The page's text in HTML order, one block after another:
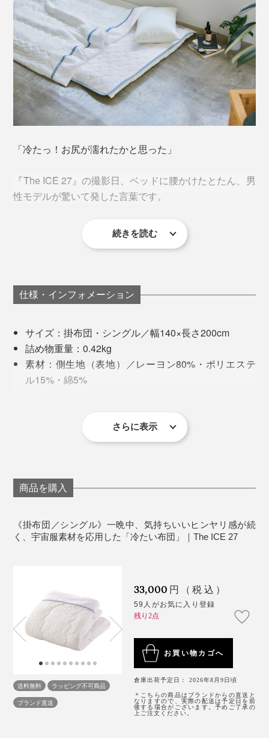
このプリント面ひとつひとつに、直径2～3マイクロメー
トルほどの微粒子状のカプセルが集まって、繊維にびっ
しりくっついているのです。
カプセル内には、「パラフィンワックス」入り。
て、液体へ。寒い時は、放熱して、固体へ。
質」と呼ばれるものです。
温度によって、熱を吸いとったり、放出したりするの
で、一晩中、私たちが気持ちいいと感じる温度(27～
触れた瞬間は冷たい素材、例えば、ジェルパッドがあり
ますが、一度温まってしまうと、放熱性がないので、ヒ
ンヤリ感が続きにくいことが難点でした。
「アウトラスト」を使った『The ICE 27』なら、寝入り
ばなから、朝の目覚めまで、気持ちいいヒンヤリ感に包
まれたまま、ずっと寝られます。
軟性のある編み地だから、肌のすみずみまで包まれるよ
だから、『The ICE 27』は、水に濡れたような、しっと
汗をかいても、洗濯機で丸洗いOKだから安心。ネット
に入れて、弱水流で洗ってください。
室内でも乾きやすく、敷パッドなら、約3時間半で、ほ
とんど乾いた状態になります（水分率10％以下、室温
20℃・湿度65％の室内で乾燥させた場合）
までにない、冷たい布団をつくりたい」――。
った社内の流れを覆して、とうとう『The ICE 27』は生
まれたそうです。
具工場で、布団に仕立てられます。
が外へ出やすい「吹き出し」が多いので、熟練した職人
による、ていねいな縫製が必要だからです。
「冷たっ！お尻が濡れたかと思った」
『The ICE 27』の撮影日、ベッドに腰かけたとたん、男
性モデルが驚いて発した言葉です。
それくらい、触れた瞬間に、ヒヤッとします。
い…」
（笑）
その気持ちよさ、よくわかります。
暑い日に、冷たいプールへ飛び込んだように、体全体を
スーッと冷ましてくれるみたいに気持ちいいんです。
がりに、なかなか体のほてりがひかない。
で、ベッドに入っても、暑くてなかなか寝つけませんで
したが、『The ICE 27』は違います。
続きを読む
仕様・インフォメーション
サイズ：掛布団・シングル／幅140×長さ200cm
詰め物重量：0.42kg
素材：側生地（表地）／レーヨン80%・ポリエステ
ル15%・綿5%
詰め物／ポリエステル100%
製造国：日本（アウトラストテンセルニット地はド
るので、クーラーで室温を適度に下げてお使いください。
※洗濯機弱水流で、ネット洗い可。塩素系漂白剤、タンブラー乾燥、アイロ
ン、ドライクリーニングは不可。
さらに表示
商品を購入
《掛布団／シングル》一晩中、気持ちいいヒンヤリ感が続
く、宇宙服素材を応用した「冷たい布団」｜The ICE 27
送料無料
ラッピング不可商品
ブランド直送
33,000 円（税込）
59人がお気に入り登録
残り2点
お買い物カゴへ
倉庫出荷予定日： 2026年8月9日頃
＊こちらの商品はブランドからの直送と
なりますので、実際の配送は予定日を前
後する場合がございます。予めご了承の
上ご注文ください。